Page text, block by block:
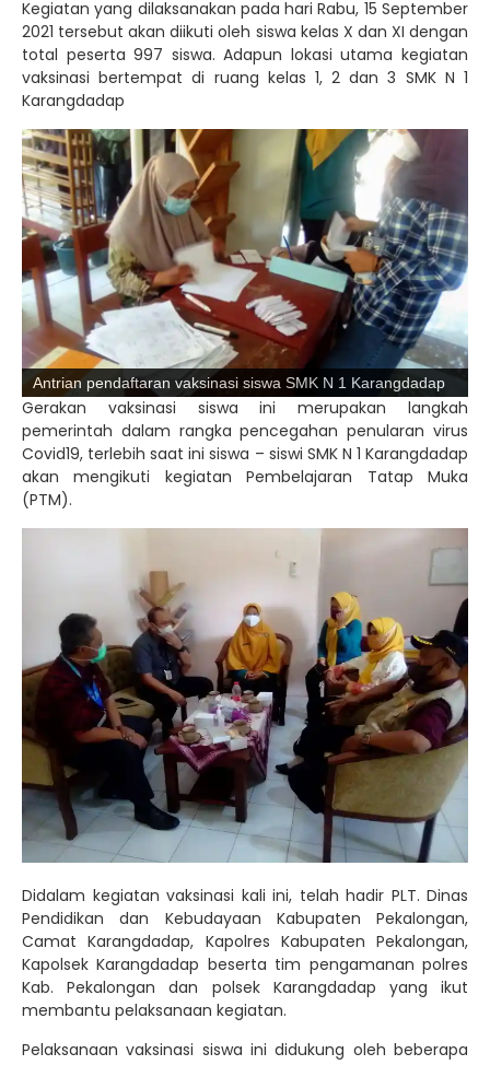
Kegiatan yang dilaksanakan pada hari Rabu, 15 September
2021 tersebut akan diikuti oleh siswa kelas X dan XI dengan
total peserta 997 siswa. Adapun lokasi utama kegiatan
vaksinasi bertempat di ruang kelas 1, 2 dan 3 SMK N 1
Karangdadap
Antrian pendaftaran vaksinasi siswa SMK N 1 Karangdadap
Gerakan vaksinasi siswa ini merupakan langkah
pemerintah dalam rangka pencegahan penularan virus
Covid19, terlebih saat ini siswa – siswi SMK N 1 Karangdadap
akan mengikuti kegiatan Pembelajaran Tatap Muka
(PTM).
Didalam kegiatan vaksinasi kali ini, telah hadir PLT. Dinas
Pendidikan dan Kebudayaan Kabupaten Pekalongan,
Camat Karangdadap, Kapolres Kabupaten Pekalongan,
Kapolsek Karangdadap beserta tim pengamanan polres
Kab. Pekalongan dan polsek Karangdadap yang ikut
membantu pelaksanaan kegiatan.
Pelaksanaan vaksinasi siswa ini didukung oleh beberapa